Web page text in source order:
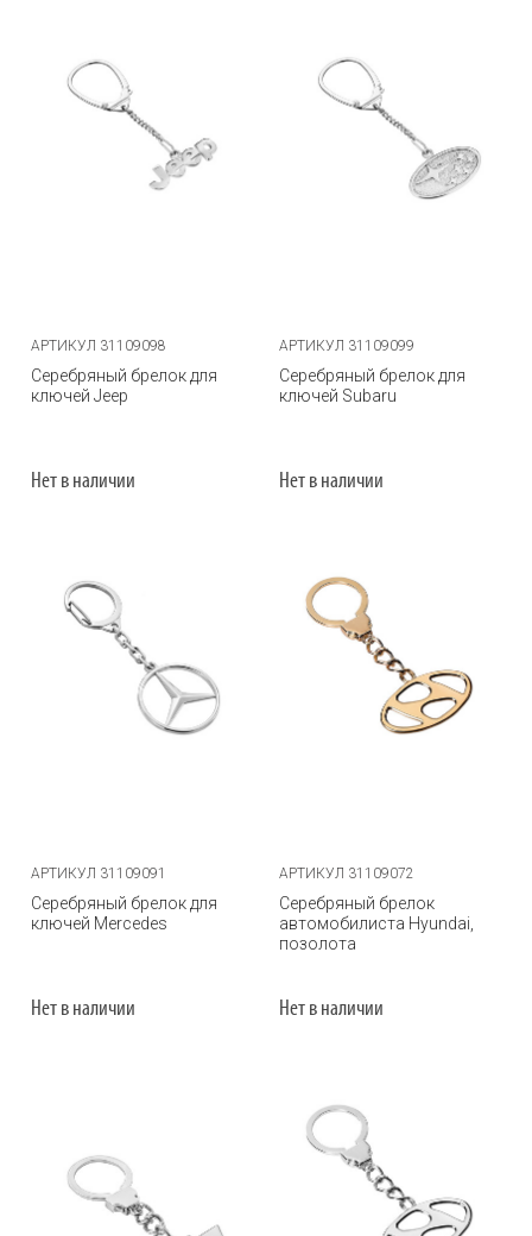
АРТИКУЛ 31109098
Серебряный брелок для
ключей Jeep
Нет в наличии
АРТИКУЛ 31109099
Серебряный брелок для
ключей Subaru
Нет в наличии
АРТИКУЛ 31109091
Серебряный брелок для
ключей Mercedes
Нет в наличии
АРТИКУЛ 31109072
Серебряный брелок
автомобилиста Hyundai,
позолота
Нет в наличии